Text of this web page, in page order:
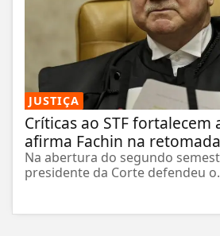
JUSTIÇA
Críticas ao STF fortalecem
afirma Fachin na
Na abertura do segundo
presidente da Corte defendeu